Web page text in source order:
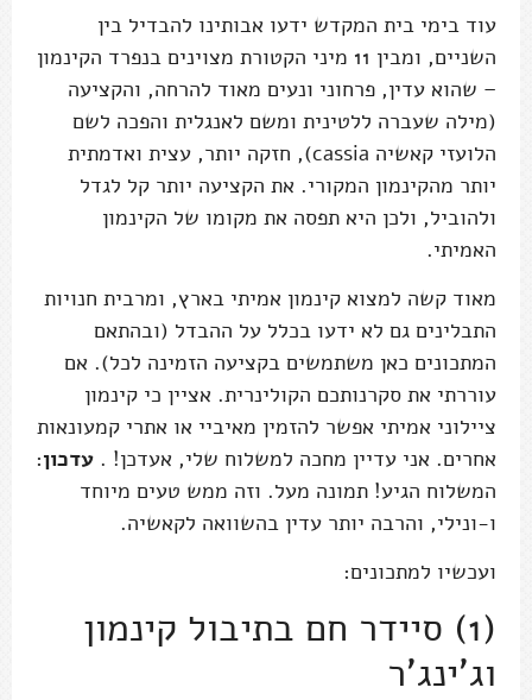
עוד בימי בית המקדש ידעו אבותינו להבדיל בין
השניים, ומבין 11 מיני הקטורת מצוינים בנפרד הקינמון
– שהוא עדין, פרחוני ונעים מאוד להרחה, והקציעה
(מילה שעברה ללטינית ומשם לאנגלית והפכה לשם
הלועזי קאשיה cassia), חזקה יותר, עצית ואדמתית
יותר מהקינמון המקורי. את הקציעה יותר קל לגדל
ולהוביל, ולכן היא תפסה את מקומו של הקינמון
האמיתי.
מאוד קשה למצוא קינמון אמיתי בארץ, ומרבית חנויות
התבלינים גם לא ידעו בכלל על ההבדל (ובהתאם
המתכונים כאן משתמשים בקציעה הזמינה לכל). אם
עוררתי את סקרנותכם הקולינרית. אציין כי קינמון
ציילוני אמיתי אפשר להזמין מאיביי או אתרי קמעונאות
אחרים. אני עדיין מחכה למשלוח שלי, אעדכן! . עדכון:
המשלוח הגיע! תמונה מעל. וזה ממש טעים מיוחד
ו-ונילי, והרבה יותר עדין בהשוואה לקאשיה.
ועכשיו למתכונים:
(1) סיידר חם בתיבול קינמון
וג'ינג'ר